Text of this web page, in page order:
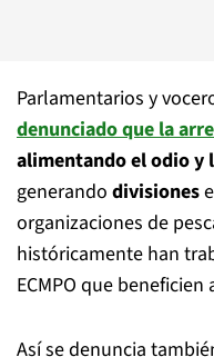
Parlamentarios y
denunciado que la
alimentando el odio y
generando divisiones
organizaciones de
históricamente han
ECMPO que beneficien
Así se denuncia